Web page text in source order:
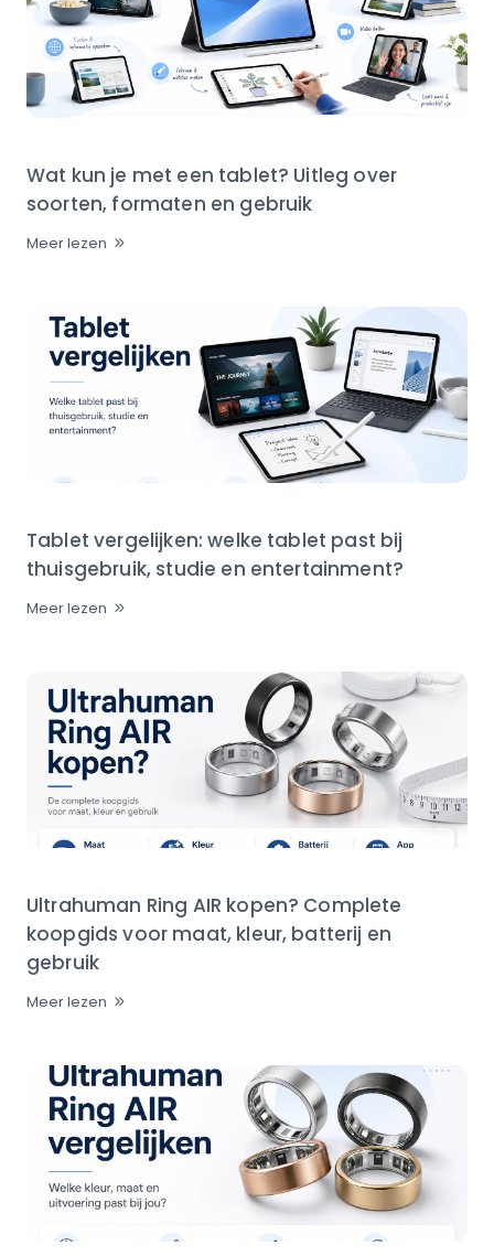
Wat kun je met een tablet? Uitleg over
soorten, formaten en gebruik
Meer lezen
Tablet vergelijken: welke tablet past bij
thuisgebruik, studie en entertainment?
Meer lezen
Ultrahuman Ring AIR kopen? Complete
koopgids voor maat, kleur, batterij en
gebruik
Meer lezen